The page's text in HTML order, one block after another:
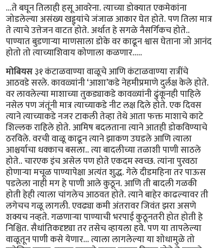
...ते बघून तिलाही हसू आवरेना. त्याच्या डोक्यात एकमेकांना
जोडलेल्या असंख्य खड्ड्यांचे जंजाळ आकार घेत होते. पण तिला मात्र
ते त्याचे उत्तेजन वाटत होते. अर्थात हे सगळे नैसर्गिकच होते..
पाण्यात बुडणार्‍या माणसाला डोके वर काढून श्वास घेताना जो आनंद
होतो तो त्याच्याशिवाय कोणाला कळणार.....
मोबियस३१ कंटाळवाण्या वाळूचे आणि कंटाळवाण्या रात्रींचे
आठवडे सरले. कावळ्यांनी ‘आशा’कडे नेहमीप्रमाणे दुर्लक्ष केले होते.
वर लावलेल्या माशाच्या तुकड्याकडे कावळ्यांनी ढुंकूनही पाहिले
नसेल पण जंतूंनी मात्र त्याच्याकडे नीट लक्ष दिले होते. एक दिवस
त्याने त्याच्याकडे नजर टाकली तेव्हा तेथे आता फक्त माशाचे काटे
शिल्लक राहिले होते. आमिष बदलताना त्याने आतही डोकविण्याचे
ठरविले. वरची वाळू काढून त्याने झाकण उघडले आणि त्याला
आश्चर्याचा धक्काच बसला.. त्या बादलीच्या तळाशी पाणी साठले
होते.. चारएक इंच असेल पण होते एकदम स्वच्छ. त्यांना पुरवठा
होणार्‍या मचूळ पाण्यापेक्षा अत्यंत शुद्ध. गेले दीडमहिना तर पाऊस
पडलेला नाही मग हे पाणी आले कुठून. आणि ती बादली गळकी
होती हेही त्याला चांगलेच आठवत होते. त्याने बाहेर काढल्यावर ती
लगेचच गळू लागली. एवढ्या कमी अंतरावर जिवंत झरा असणे
शक्यच नव्हते. गळणार्‍या पाण्याची भरपाई कुठूनतरी होत होती हे
निश्चित. सैधांतिकदृष्ट्या तर तसेच व्हायला हवे. पण या तापलेल्या
वाळूतून पाणी कसे येणार... त्याला लागलेल्या या शोधामुळे तो